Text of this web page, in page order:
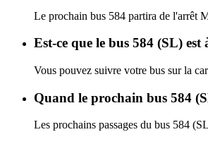
Le prochain bus 584 partira de l'arrêt
Est-ce que le bus 584 (SL)
Vous pouvez suivre votre bus sur la
Quand le prochain bus 584
Les prochains passages du bus 584